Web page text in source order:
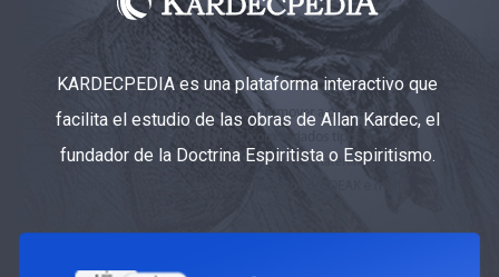
KARDECPEDIA es una plataforma interactivo que
facilita el estudio de las obras de Allan Kardec, el
fundador de la Doctrina Espiritista o Espiritismo.